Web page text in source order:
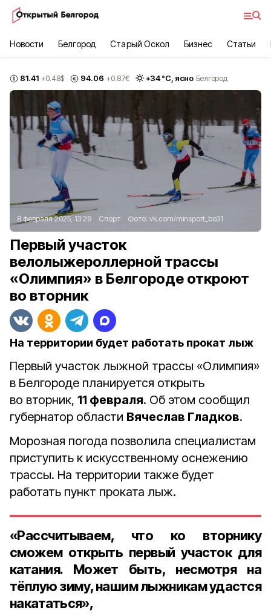
Новости Белгород Старый Оскол Бизнес Статьи
81.41 +0.48$ 94.06 +0.87€ +34°С, ясно Белгород
8 февраля 2025, 13:29 Спорт Фото: vk.com/minsport_bo31
Первый участок
велолыжероллерной трассы
«Олимпия» в Белгороде откроют
во вторник
На территории будет работать прокат лыж
Первый участок лыжной трассы «Олимпия»
в Белгороде планируется открыть
во вторник, 11 февраля. Об этом сообщил
губернатор области Вячеслав Гладков.
Морозная погода позволила специалистам
приступить к искусственному оснежению
трассы. На территории также будет
работать пункт проката лыж.
«Рассчитываем, что ко вторнику
сможем открыть первый участок для
катания. Может быть, несмотря на
тёплую зиму, нашим лыжникам удастся
накататься»,